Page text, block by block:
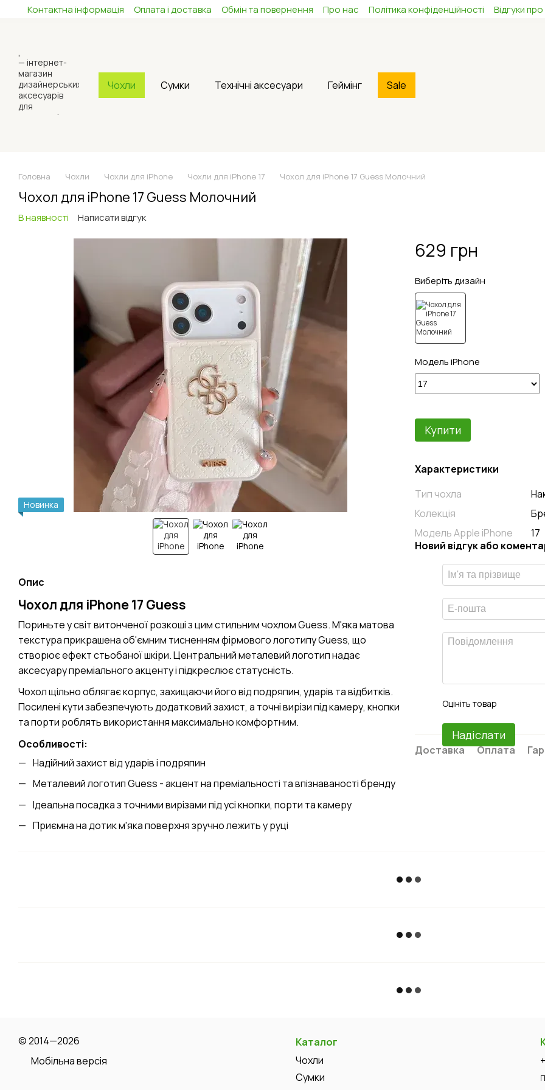
Перейти до основного контенту
Контактна інформація Оплата і доставка Обмін та повернення Про нас Політика конфіденційності Відгуки
Чохли Сумки Технічні аксесуари Геймінг Sale
Головна Чохли Чохли для iPhone Чохли для iPhone 17 Чохол для iPhone 17 Guess Молочний
Чохол для iPhone 17 Guess Молочний
В наявності Написати відгук
Новинка
Опис
Чохол для iPhone 17 Guess
Пориньте у світ витонченої розкоші з цим стильним чохлом Guess. М'яка матова
текстура прикрашена об'ємним тисненням фірмового логотипу Guess, що
створює ефект стьобаної шкіри. Центральний металевий логотип надає
аксесуару преміального акценту і підкреслює статусність.
Чохол щільно облягає корпус, захищаючи його від подряпин, ударів та відбитків.
Посилені кути забезпечують додатковий захист, а точні вирізи під камеру, кнопки
та порти роблять використання максимально комфортним.
Особливості:
Надійний захист від ударів і подряпин
Металевий логотип Guess - акцент на преміальності та впізнаваності бренду
Ідеальна посадка з точними вирізами під усі кнопки, порти та камеру
Приємна на дотик м'яка поверхня зручно лежить у руці
629 грн
Виберіть дизайн
Модель iPhone
Купити
Характеристики
Тип чохла
Колекція
Модель Apple iPhone
17
Новий відгук або
Оцініть товар
Надіслати
Доставка Оплата
© 2014—2026
Мобільна версія
Каталог
Чохли
Сумки